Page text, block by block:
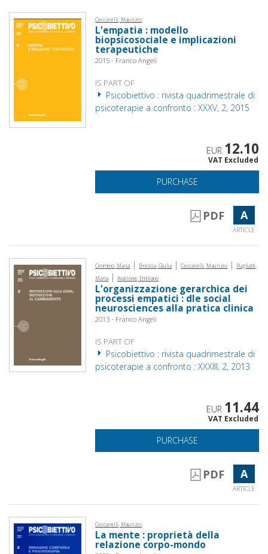
Ceccarelli, Maurizio
L'empatia : modello
biopsicosociale e implicazioni
terapeutiche
2015 - Franco Angeli
IS PART OF
Psicobiettivo : rivista quadrimestrale di
psicoterapie a confronto : XXXV, 2, 2015
EUR 12.10
VAT Excluded
PURCHASE
PDF A
ARTICLE
Cimmino, Maria | Brescia, Giulia | Ceccarelli, Maurizio |
Pugliatti,
Maria | Avallone, Emiliano
L'organizzazione gerarchica dei
processi empatici : dle social
neurosciences alla pratica clinica
2013 - Franco Angeli
IS PART OF
Psicobiettivo : rivista quadrimestrale di
psicoterapie a confronto : XXXIII, 2, 2013
EUR 11.44
VAT Excluded
PURCHASE
PDF A
ARTICLE
Ceccarelli, Maurizio
La mente : proprietà della
relazione corpo-mondo